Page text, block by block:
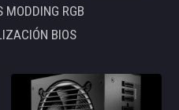
MODDING RGB
BIOS